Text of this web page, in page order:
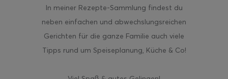
In meiner Rezepte-Sammlung findest du
neben einfachen und abwechslungsreichen
Gerichten für die ganze Familie auch viele
Tipps rund um Speiseplanung, Küche & Co!